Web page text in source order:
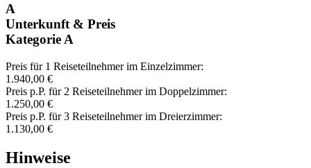
A
Unterkunft & Preis
Kategorie A
Preis für 1 Reiseteilnehmer im Einzelzimmer:
1.940,00 €
Preis p.P. für 2 Reiseteilnehmer im Doppelzimmer:
1.250,00 €
Preis p.P. für 3 Reiseteilnehmer im Dreierzimmer:
1.130,00 €
Hinweise